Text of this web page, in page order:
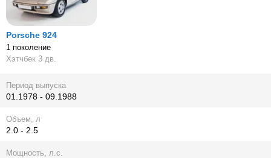
Porsche 924
1 поколение
Хэтчбек 3 дв.
Период выпуска
01.1978 - 09.1988
Объем, л
2.0 - 2.5
Мощность, л.с.